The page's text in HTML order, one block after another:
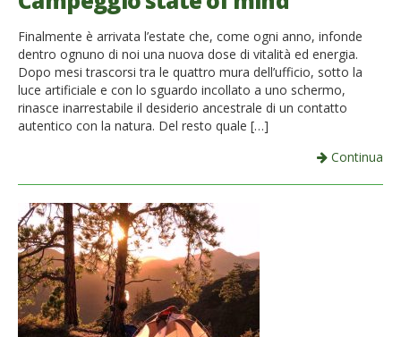
Italiano
Finalmente è arrivata l’estate che, come ogni anno, infonde
dentro ognuno di noi una nuova dose di vitalità ed energia.
Dopo mesi trascorsi tra le quattro mura dell’ufficio, sotto la
luce artificiale e con lo sguardo incollato a uno schermo,
rinasce inarrestabile il desiderio ancestrale di un contatto
autentico con la natura. Del resto quale […]
Continua